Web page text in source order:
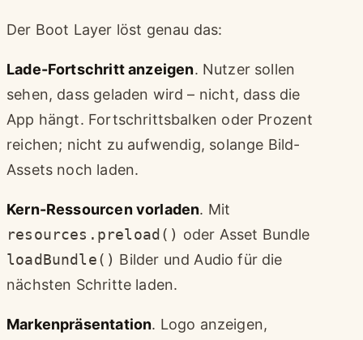
Der Boot Layer löst genau das:
Lade-Fortschritt anzeigen. Nutzer sollen
sehen, dass geladen wird – nicht, dass die
App hängt. Fortschrittsbalken oder Prozent
reichen; nicht zu aufwendig, solange Bild-
Assets noch laden.
Kern-Ressourcen vorladen. Mit
resources.preload() oder Asset Bundle
loadBundle() Bilder und Audio für die
nächsten Schritte laden.
Markenpräsentation. Logo anzeigen,